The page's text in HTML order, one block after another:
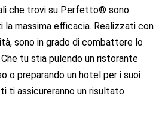
che trovi su Perfetto® sono
la massima efficacia. Realizzati con
sono in grado di combattere lo
tu stia pulendo un ristorante
o preparando un hotel per i suoi
ti assicureranno un risultato